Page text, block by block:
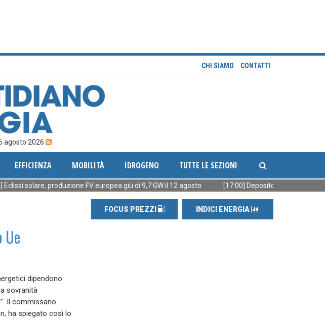
CHI SIAMO CONTATTI
agosto 2026
EFFICIENZA MOBILITÀ IDROGENO TUTTE LE SEZIONI
produzione FV europea giù di 9,7 GW il 12 agosto [17:00] Deposito Eni Calenzano:
Ue
dipendono
sovranità
Il commissario
ha spiegato così lo
FOCUS PREZZI INDICI ENERGIA